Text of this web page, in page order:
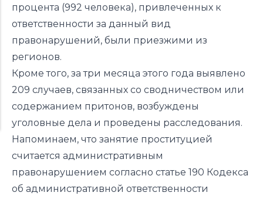
процента (992 человека), привлеченных к
ответственности за данный вид
правонарушений, были приезжими из
регионов.
Кроме того, за три месяца этого года выявлено
209 случаев, связанных со сводничеством или
содержанием притонов, возбуждены
уголовные дела и проведены расследования.
Напоминаем, что занятие проституцией
считается административным
правонарушением согласно статье 190 Кодекса
об административной ответственности